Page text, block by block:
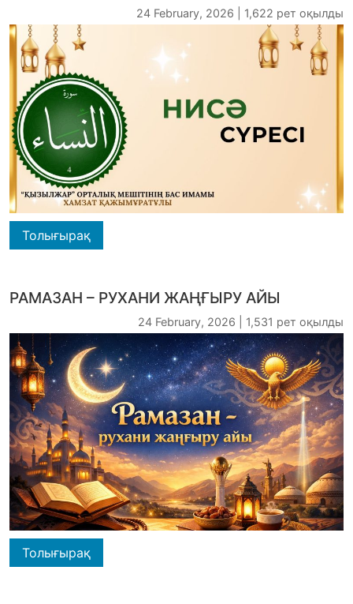
24 February, 2026 | 1,622 рет оқылды
Толығырақ
РАМАЗАН – РУХАНИ ЖАҢҒЫРУ АЙЫ
24 February, 2026 | 1,531 рет оқылды
Толығырақ